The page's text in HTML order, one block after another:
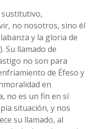
sustitutivo,
no nosotros, sino él
y la gloria de
Su llamado de
no son para
de Éfeso y
en
no es un fin en sí
situación, y nos
su llamado, al